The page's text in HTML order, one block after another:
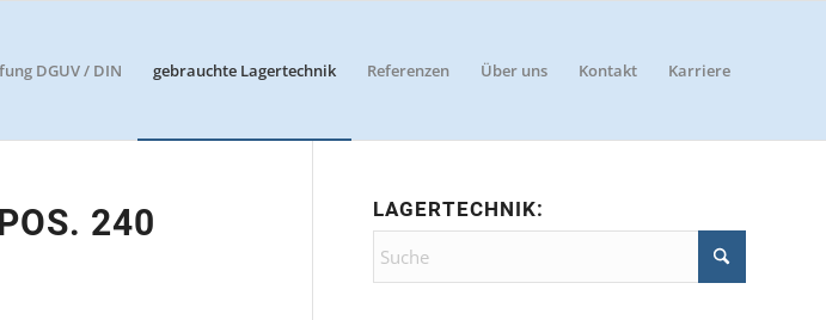
DGUV / DIN gebrauchte Lagertechnik Referenzen Über uns Kontakt Karriere
240
LAGERTECHNIK: